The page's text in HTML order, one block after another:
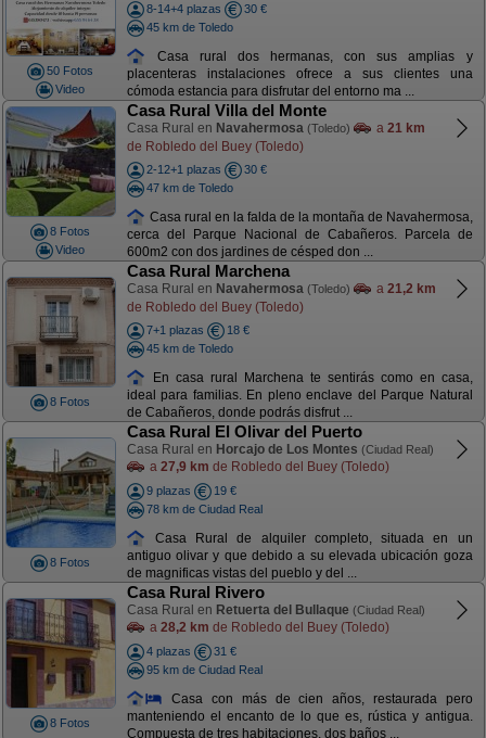
50 Fotos
Video
8-14+4 plazas
30 €
45 km de Toledo
Casa rural dos hermanas, con sus amplias y
placenteras instalaciones ofrece a sus clientes una
cómoda estancia para disfrutar del entorno ma ...
8 Fotos
Video
Casa Rural Villa del Monte
Casa Rural en Navahermosa (Toledo) a 21 km
de Robledo del Buey (Toledo)
2-12+1 plazas
30 €
47 km de Toledo
Casa rural en la falda de la montaña de Navahermosa,
cerca del Parque Nacional de Cabañeros. Parcela de
600m2 con dos jardines de césped don ...
8 Fotos
Casa Rural Marchena
Casa Rural en Navahermosa (Toledo) a 21,2 km
de Robledo del Buey (Toledo)
7+1 plazas
18 €
45 km de Toledo
En casa rural Marchena te sentirás como en casa,
ideal para familias. En pleno enclave del Parque Natural
de Cabañeros, donde podrás disfrut ...
8 Fotos
Casa Rural El Olivar del Puerto
Casa Rural en Horcajo de Los Montes (Ciudad Real)
a 27,9 km de Robledo del Buey (Toledo)
9 plazas
19 €
78 km de Ciudad Real
Casa Rural de alquiler completo, situada en un
antiguo olivar y que debido a su elevada ubicación goza
de magnificas vistas del pueblo y del ...
8 Fotos
Casa Rural Rivero
Casa Rural en Retuerta del Bullaque (Ciudad Real)
a 28,2 km de Robledo del Buey (Toledo)
4 plazas
31 €
95 km de Ciudad Real
Casa con más de cien años, restaurada pero
manteniendo el encanto de lo que es, rústica y antigua.
Compuesta de tres habitaciones, dos baños ...